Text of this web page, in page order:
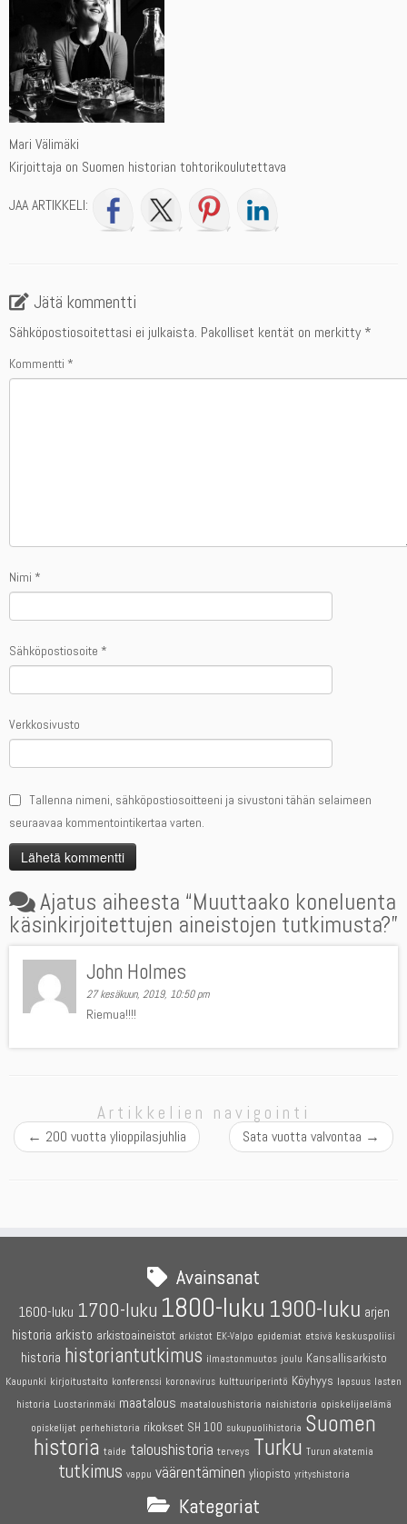
Mari Välimäki
Kirjoittaja on Suomen historian tohtorikoulutettava
JAA ARTIKKELI:
Jätä kommentti
Sähköpostiosoitettasi ei julkaista. Pakolliset kentät on merkitty *
Kommentti *
Nimi *
Sähköpostiosoite *
Verkkosivusto
Tallenna nimeni, sähköpostiosoitteeni ja sivustoni tähän selaimeen
seuraavaa kommentointikertaa varten.
Ajatus aiheesta “Muuttaako koneluenta
käsinkirjoitettujen aineistojen tutkimusta?”
John Holmes
27 kesäkuun, 2019, 10:50 pm
Riemua!!!!
Artikkelien navigointi
← 200 vuotta ylioppilasjuhlia Sata vuotta valvontaa →
Avainsanat
1600-luku 1700-luku 1800-luku 1900-luku arjen
historia arkisto arkistoaineistot arkistot EK-Valpo epidemiat etsivä keskuspoliisi
historia historiantutkimus ilmastonmuutos joulu Kansallisarkisto
Kaupunki kirjoitustaito konferenssi koronavirus kulttuuriperintö Köyhyys lapsuus lasten
historia Luostarinmäki maatalous maataloushistoria naishistoria opiskelijaelämä
opiskelijat perhehistoria rikokset SH 100 sukupuolihistoria Suomen
historia taide taloushistoria terveys Turku Turun akatemia
tutkimus vappu väärentäminen yliopisto yrityshistoria
Kategoriat